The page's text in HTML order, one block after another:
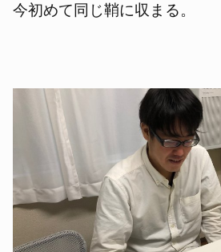
今初めて同じ鞘に収まる。